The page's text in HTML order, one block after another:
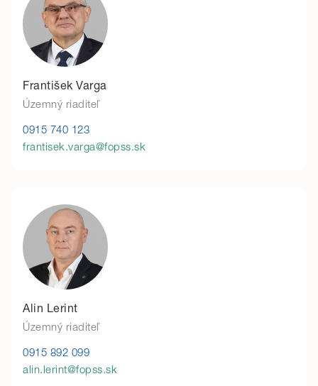
František Varga
Územný riaditeľ
0915 740 123
frantisek.varga@fopss.sk
Alin Lerint
Územný riaditeľ
0915 892 099
alin.lerint@fopss.sk